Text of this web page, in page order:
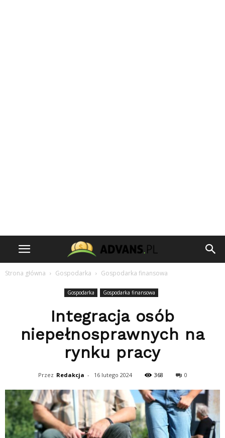
Strona główna Gospodarka Gospodarka finansowa
Gospodarka Gospodarka finansowa
Integracja osób
niepełnosprawnych na
rynku pracy
Przez Redakcja - 16 lutego 2024 368 0